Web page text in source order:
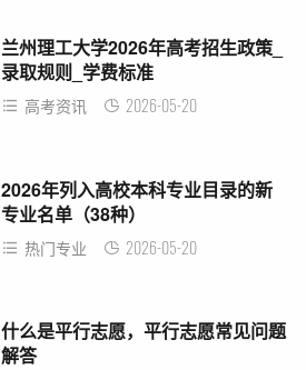
兰州理工大学2026年高考招生政策_
录取规则_学费标准
高考资讯 2026-05-20
2026年列入高校本科专业目录的新
专业名单（38种）
热门专业 2026-05-20
什么是平行志愿，平行志愿常见问题
解答